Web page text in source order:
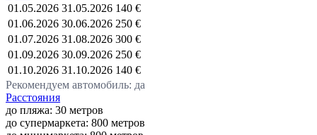
01.05.2026 31.05.2026 140 €
01.06.2026 30.06.2026 250 €
01.07.2026 31.08.2026 300 €
01.09.2026 30.09.2026 250 €
01.10.2026 31.10.2026 140 €
Рекомендуем автомобиль: да
Расстояния
до пляжа: 30 метров
до супермаркета: 800 метров